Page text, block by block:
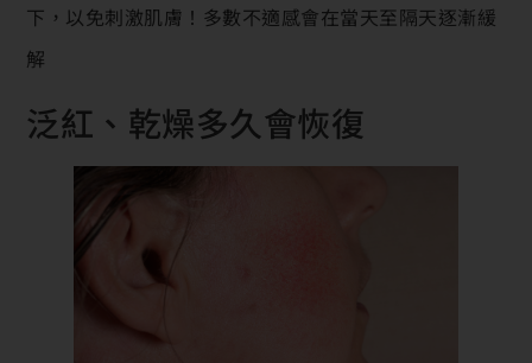
下，以免刺激肌膚！多數不適感會在當天至隔天逐漸緩
解
泛紅、乾燥多久會恢復